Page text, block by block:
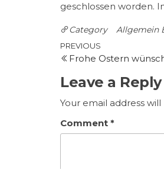
geschlossen worden.
Category Allgemein
Post
navigation
Previous
Post
PREVIOUS
Frohe Ostern
Leave a Reply
Your email address
Comment *